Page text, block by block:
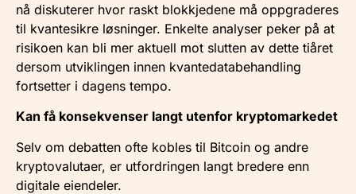
nå diskuterer hvor raskt blokkjedene må oppgraderes
til kvantesikre løsninger. Enkelte analyser peker på at
risikoen kan bli mer aktuell mot slutten av dette tiåret
dersom utviklingen innen kvantedatabehandling
fortsetter i dagens tempo.
Kan få konsekvenser langt utenfor kryptomarkedet
Selv om debatten ofte kobles til Bitcoin og andre
kryptovalutaer, er utfordringen langt bredere enn
digitale eiendeler.